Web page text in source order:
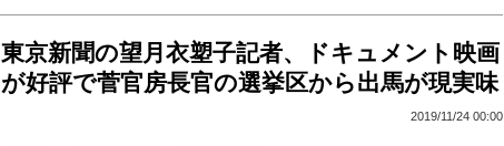
東京新聞の望月衣塑子記者、ドキュメント映画
が好評で菅官房長官の選挙区から出馬が現実味
2019/11/24 00:00